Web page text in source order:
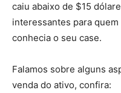
caiu abaixo de $15
interessantes para
conhecia o seu case.
Falamos sobre alguns
venda do ativo, confira: